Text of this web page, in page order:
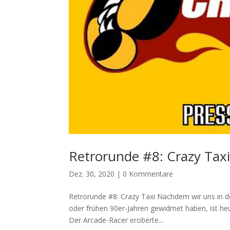
Retrorunde #8: Crazy Taxi
Dez. 30, 2020 | 0 Kommentare
Retrorunde #8: Crazy Taxi Nachdem wir uns in
oder frühen 90er-Jahren gewidmet haben, ist
Der Arcade-Racer eroberte...